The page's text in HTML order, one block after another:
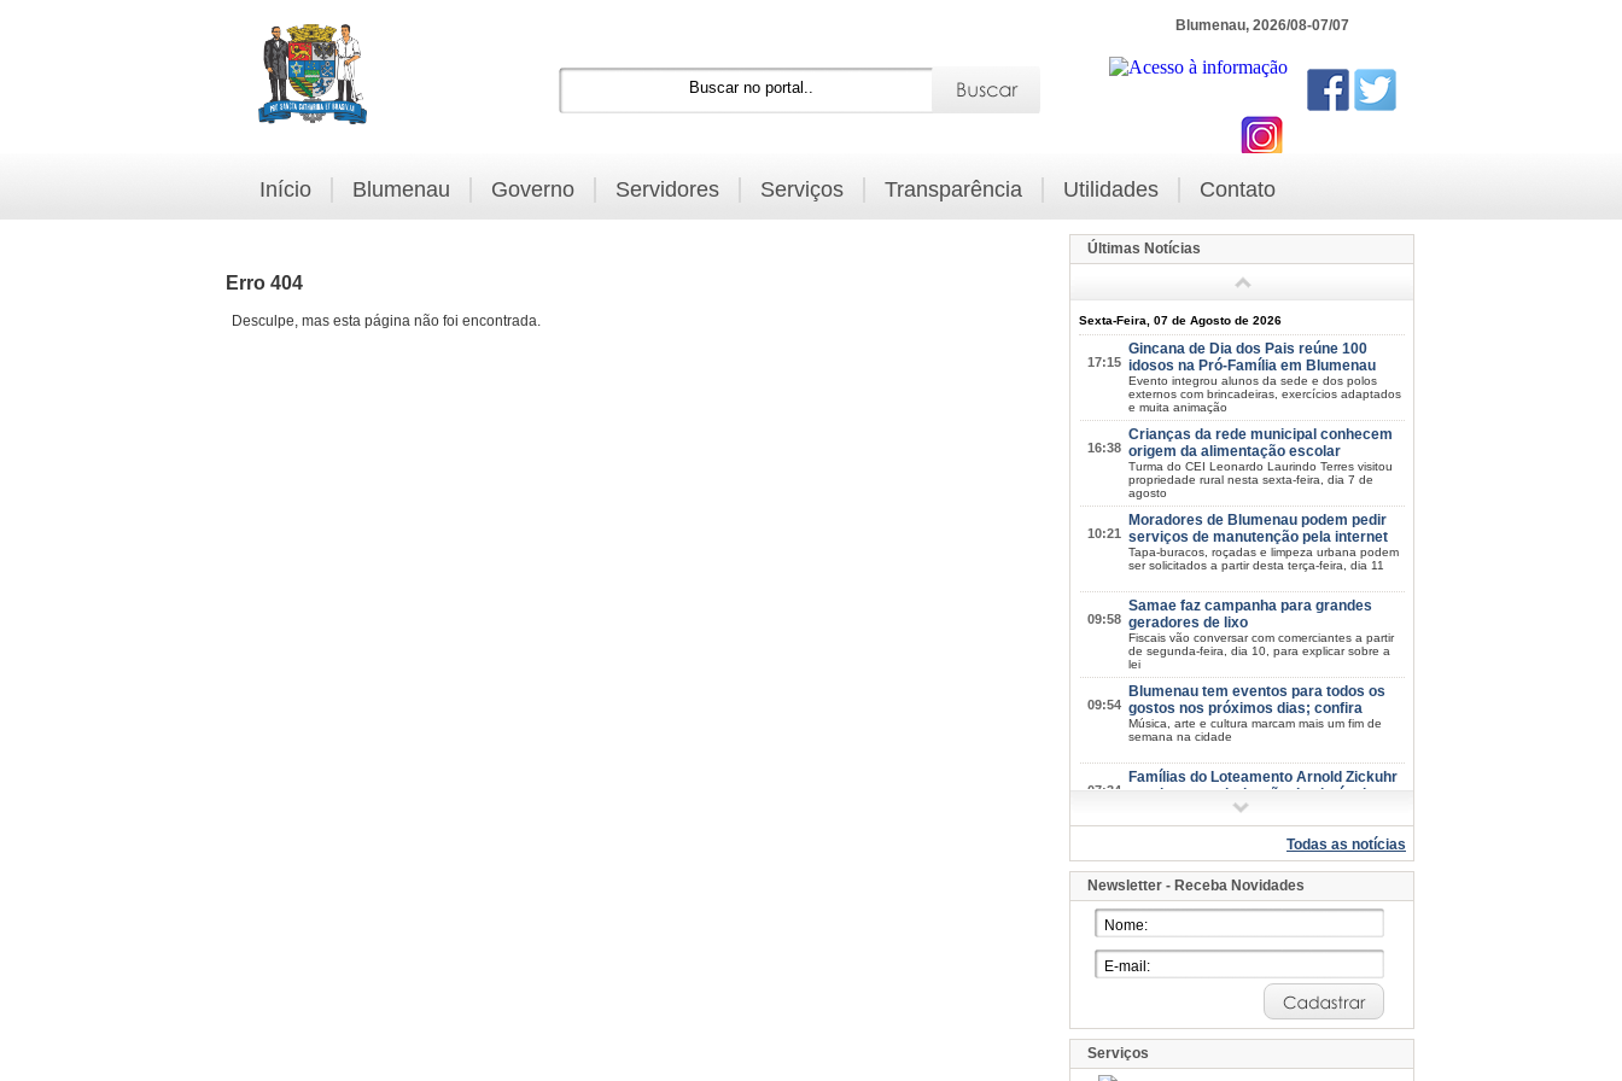
Blumenau, 2026/08-07/07
Início Blumenau Governo Servidores Serviços Transparência Utilidades Contato
Erro 404
Desculpe, mas esta página não foi encontrada.
Últimas Notícias
Sexta-Feira, 07 de Agosto de 2026
17:15
Gincana de Dia dos Pais reúne 100
idosos na Pró-Família em Blumenau
Evento integrou alunos da sede e dos polos
externos com brincadeiras, exercícios adaptados
e muita animação
16:38
Crianças da rede municipal conhecem
origem da alimentação escolar
Turma do CEI Leonardo Laurindo Terres visitou
propriedade rural nesta sexta-feira, dia 7 de
agosto
10:21
Moradores de Blumenau podem pedir
serviços de manutenção pela internet
Tapa-buracos, roçadas e limpeza urbana podem
ser solicitados a partir desta terça-feira, dia 11
09:58
Samae faz campanha para grandes
geradores de lixo
Fiscais vão conversar com comerciantes a partir
de segunda-feira, dia 10, para explicar sobre a
lei
09:54
Blumenau tem eventos para todos os
gostos nos próximos dias; confira
Música, arte e cultura marcam mais um fim de
semana na cidade
07:34
Famílias do Loteamento Arnold Zickuhr
recebem regularização dos imóveis
Prefeitura entrega documentação de 18 lotes na
Velha Central; espera começou em 2003
Quinta-Feira, 06 de Agosto de 2026
15:39
Semana da Juventude inicia na próxima
quarta-feira, dia 12: confira a
programação
integração estarão disponíveis em diferentes
pontos de Blumenau
Blumenau mantém IDEB nos maiores
patamares da história em 2025
Nos anos iniciais, índice sobe de 6,6 para 6,7;
nos anos finais, município mantém 5,7
Todas as notícias
Newsletter - Receba Novidades
Serviços